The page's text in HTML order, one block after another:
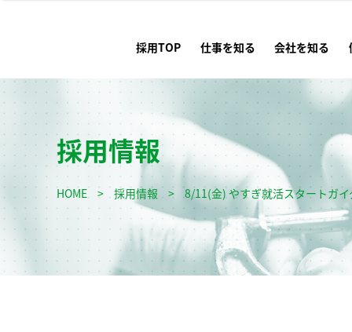
採用TOP 仕事を知る 会社を知る
採用情報
HOME > 採用情報 > 8/11(金) やすぎ就活スタートガ